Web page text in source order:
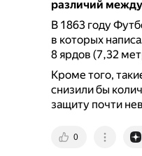
различий
В 1863 году
в которых
8 ярдов (7,32
Кроме того,
снизили бы
защиту почти
0